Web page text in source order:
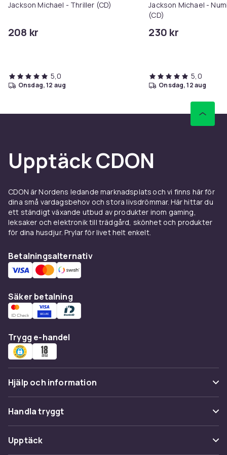
Jackson Michael - Thriller (CD)
208 kr
5,0
onsdag, 12 aug
Jackson Michael -
(CD)
230 kr
5,0
onsdag, 12 aug
Upptäck CDON
CDON är Nordens ledande marknadsplats och vi finns här för
dina små vardagsbehov och stora livsdrömmar. Här hittar du
ett ständigt växande utbud av produkter inom gaming,
leksaker och elektronik till trädgård, skönhet och produkter
för dina husdjur. Prylar för livet helt enkelt.
Betalningsalternativ
Säker betalning
Trygg e-handel
Hjälp och information
Vanliga frågor
Spåra paket
Ångra & Returnera här
Handla tryggt
Betalning
Upptäck